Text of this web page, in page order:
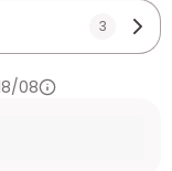
3
08